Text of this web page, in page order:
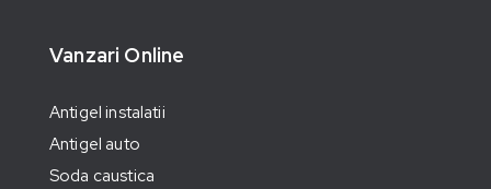
Vanzari Online
Antigel instalatii
Antigel auto
Soda caustica